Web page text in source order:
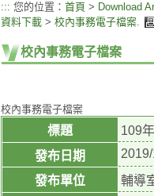
::: 您的位置： 首頁 > Download
資料下載 > 校內事務電子檔案.
校內事務電子檔案
校內事務電子檔案
標題
109
發布日期
發布單位
輔導